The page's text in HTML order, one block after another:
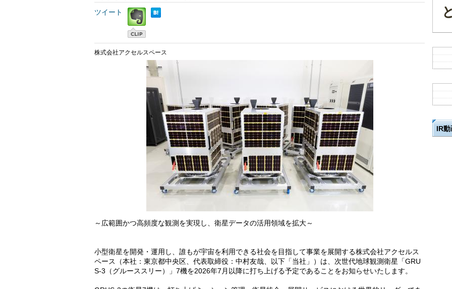
ツイート
株式会社アクセルスペース
～広範囲かつ高頻度な観測を実現し、衛星データの活用領域を拡大～
小型衛星を開発・運用し、誰もが宇宙を利用できる社会を目指して事業を展開する株式会社アクセルス
ペース（本社：東京都中央区、代表取締役：中村友哉、以下「当社」）は、次世代地球観測衛星「GRU
S-3（グルーススリー）」7機を2026年7月以降に打ち上げる予定であることをお知らせいたします。
IR動